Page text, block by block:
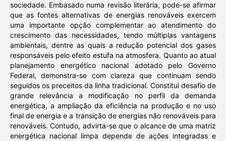
sociedade. Embasado numa revisão literária, pode-se afirmar
que as fontes alternativas de energias renováveis exercem
uma importante opção complementar ao atendimento do
crescimento das necessidades, tendo múltiplas vantagens
ambientais, dentre as quais a redução potencial dos gases
responsáveis pelo efeito estufa na atmosfera. Quanto ao atual
planejamento energético nacional adotado pelo Governo
Federal, demonstra-se com clareza que continuam sendo
seguidos os preceitos da linha tradicional. Constitui desafio de
grande relevância a modificação no perfil da demanda
energética, a ampliação da eficiência na produção e no uso
final de energia e a transição de energias não renováveis para
renováveis. Contudo, advirta-se que o alcance de uma matriz
energética nacional limpa depende de ações integradas e